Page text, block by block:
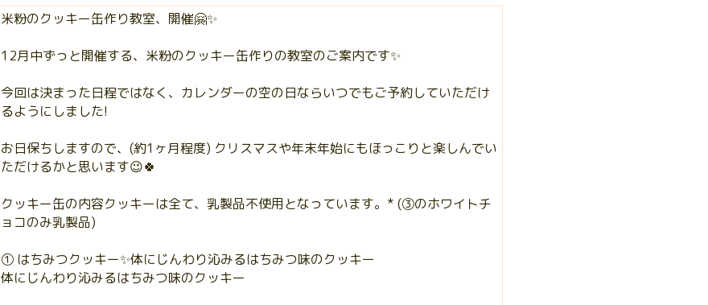
米粉のクッキー缶作り教室、開催🤗✨
12月中ずっと開催する、米粉のクッキー缶作りの教室のご案内です✨
今回は決まった日程ではなく、カレンダーの空の日ならいつでもご予約していただけ
るようにしました!
お日保ちしますので、(約1ヶ月程度) クリスマスや年末年始にもほっこりと楽しんでい
ただけるかと思います😉🍀
クッキー缶の内容クッキーは全て、乳製品不使用となっています。* (③のホワイトチ
ョコのみ乳製品)
① はちみつクッキー✨体にじんわり沁みるはちみつ味のクッキー
体にじんわり沁みるはちみつ味のクッキー